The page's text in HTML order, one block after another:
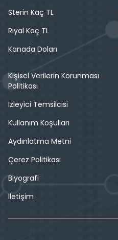
Sterin Kaç TL
Riyal Kaç TL
Kanada Doları
Kişisel Verilerin Korunması
Politikası
İzleyici Temsilcisi
Kullanım Koşulları
Aydınlatma Metni
Çerez Politikası
Biyografi
İletişim